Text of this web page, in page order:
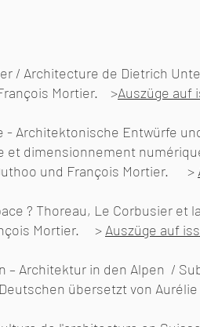
/ Architecture de Dietrich
Mortier. >Auszüge auf
- Architektonische Entwürfe
dimensionnement
und François Mortier. >
? Thoreau, Le Corbusier et
Mortier. > Auszüge auf
– Architektur in den Alpen /
übersetzt von